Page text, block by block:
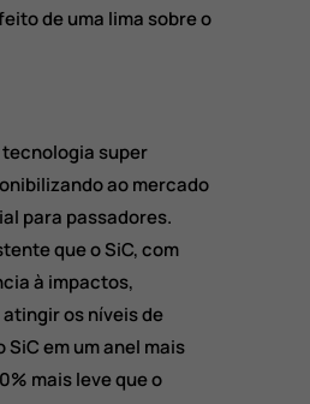
de uma lima sobre o
super
ao mercado
para passadores.
que o SiC, com
à impactos,
os níveis de
SiC em um anel mais
mais leve que o